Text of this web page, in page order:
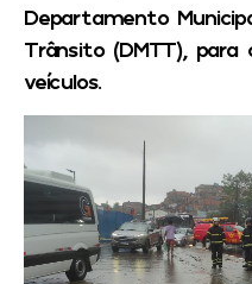
Departamento
Trânsito (DMTT),
veículos.